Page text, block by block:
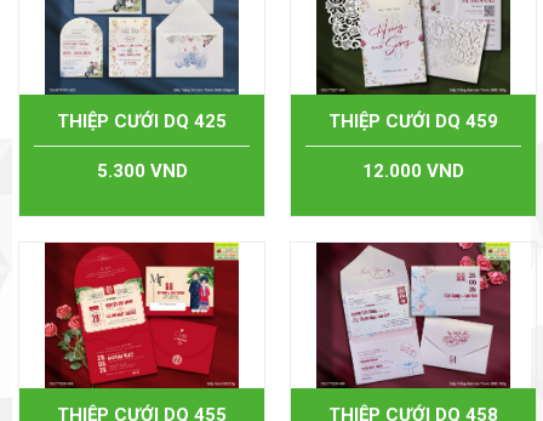
THIỆP CƯỚI DQ 425
5.300 VND
THIỆP CƯỚI DQ 459
12.000 VND
THIỆP CƯỚI DQ 455 THIỆP CƯỚI DQ 458